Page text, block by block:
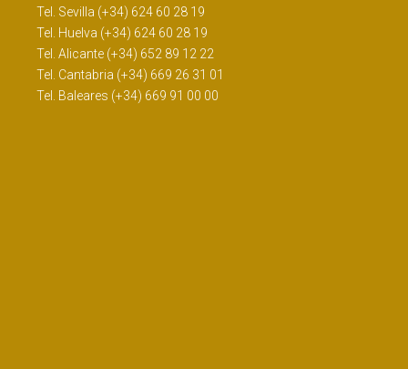
Tel. Sevilla (+34) 624 60 28 19
Tel. Huelva (+34) 624 60 28 19
Tel. Alicante (+34) 652 89 12 22
Tel. Cantabria (+34) 669 26 31 01
Tel. Baleares (+34) 669 91 00 00